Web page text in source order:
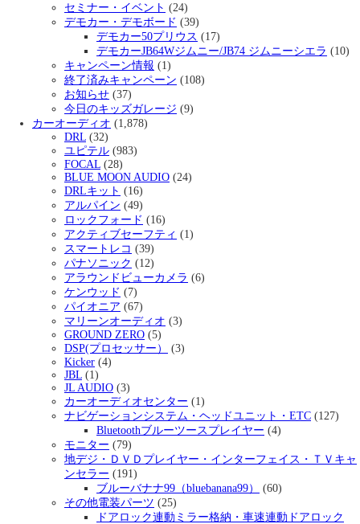
セミナー・イベント (24)
デモカー・デモボード (39)
デモカー50プリウス (17)
デモカーJB64Wジムニー/JB74 ジムニーシエラ (10)
キャンペーン情報 (1)
終了済みキャンペーン (108)
お知らせ (37)
今日のキッズガレージ (9)
カーオーディオ (1,878)
DRL (32)
ユピテル (983)
FOCAL (28)
BLUE MOON AUDIO (24)
DRLキット (16)
アルパイン (49)
ロックフォード (16)
アクティブセーフティ (1)
スマートレコ (39)
パナソニック (12)
アラウンドビューカメラ (6)
ケンウッド (7)
パイオニア (67)
マリーンオーディオ (3)
GROUND ZERO (5)
DSP(プロセッサー）
(3)
Kicker (4)
JBL (1)
JL AUDIO (3)
カーオーディオセンター (1)
ナビゲーションシステム・ヘッドユニット・ETC (127)
Bluetoothブルーツースプレイヤー (4)
モニター (79)
地デジ・ＤＶＤプレイヤー・インターフェイス・ＴＶキャ
ンセラー (191)
ブルーバナナ99（bluebanana99）
(60)
その他電装パーツ (25)
ドアロック連動ミラー格納・車速連動ドアロック